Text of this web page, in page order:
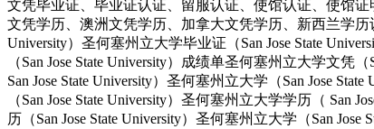
文凭毕业证、毕业证认证、留服认证、使馆认证、使馆
文凭学历、澳洲文凭学历、加拿大文凭学历、新西兰学历
University）圣何塞州立大学毕业证（San Jose State
（San Jose State University）成绩单圣何塞州立大学文凭
San Jose State University）圣何塞州立大学（San Jose
（San Jose State University）圣何塞州立大学学历（ San
历（San Jose State University）圣何塞州立大学（San